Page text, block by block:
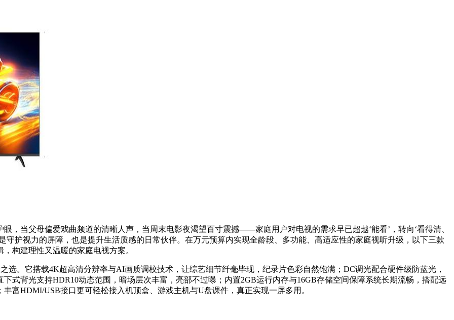
，当父母偏爱戏曲频道的清晰人声，当周末电影夜渴望百寸震撼——家庭用户对电视的需求早已超越‘能看’，转向‘看得清、
守护视力的屏障，也是提升生活质感的日常伙伴。在万元预算内实现全龄段、多功能、高适应性的家庭视听升级，以下三款
构建理性又温暖的家庭电视方案。
选。它搭载4K超高清分辨率与AI画质调校技术，让综艺细节纤毫毕现，纪录片色彩自然饱满；DC调光配合硬件级防蓝光，
式背光支持HDR10动态范围，暗场层次丰富，亮部不过曝；内置2GB运行内存与16GB存储空间保障系统长期流畅，搭配远
富HDMI/USB接口更可轻松接入机顶盒、游戏主机与U盘课件，真正实现一屏多用。